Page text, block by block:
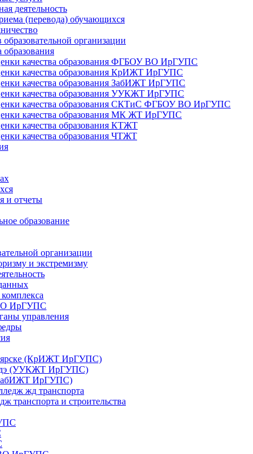
деятельность
(перевода) обучающихся
организации
образования
качества образования ФГБОУ ВО ИрГУПС
качества образования КрИЖТ ИрГУПС
качества образования ЗабИЖТ ИрГУПС
качества образования УУКЖТ ИрГУПС
качества образования СКТиС ФГБОУ ВО ИрГУПС
качества образования МК ЖТ ИрГУПС
качества образования КТЖТ
качества образования ЧТЖТ
и отчеты
образование
организации
и экстремизму
ИрГУПС
управления
(КрИЖТ ИрГУПС)
(УУКЖТ ИрГУПС)
ИрГУПС)
жд транспорта
транспорта и строительства